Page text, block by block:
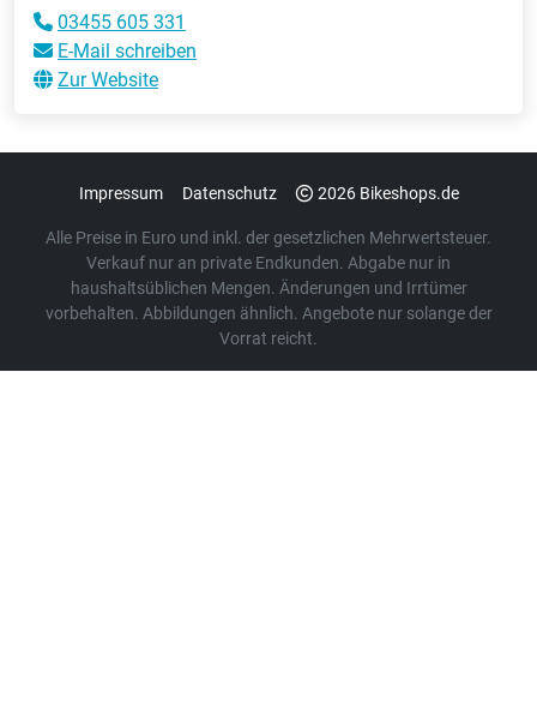
03455 605 331
E-Mail schreiben
Zur Website
Impressum Datenschutz 2026 Bikeshops.de
Alle Preise in Euro und inkl. der gesetzlichen Mehrwertsteuer.
Verkauf nur an private Endkunden. Abgabe nur in
haushaltsüblichen Mengen. Änderungen und Irrtümer
vorbehalten. Abbildungen ähnlich. Angebote nur solange der
Vorrat reicht.